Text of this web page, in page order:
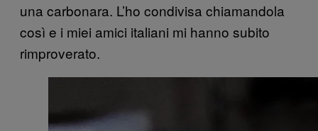
una carbonara. L’ho condivisa chiamandola
così e i miei amici italiani mi hanno subito
rimproverato.